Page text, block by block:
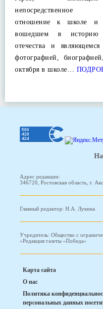
непосредственное
отношение к школе и
вошедшем в историю
отечества и
фотографией,
октября в школе…
Адрес редакции:
346720, Ростовская область, г.
Главный редактор: Н.А. Лукина
Учредитель: Общество с
«Редакция газеты «Победа»
Карта сайта
О нас
Политика
персональных данных